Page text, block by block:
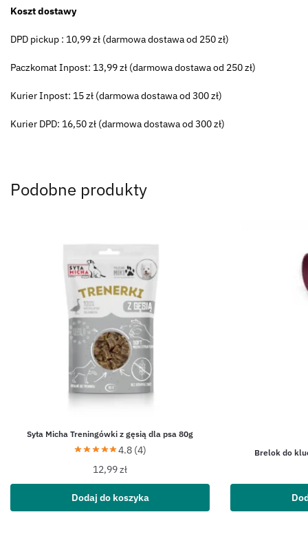
Koszt dostawy
DPD pickup : 10,99 zł (darmowa dostawa od 250 zł)
Paczkomat Inpost: 13,99 zł (darmowa dostawa od 250 zł)
Kurier Inpost: 15 zł (darmowa dostawa od 300 zł)
Kurier DPD: 16,50 zł (darmowa dostawa od 300 zł)
Podobne produkty
Syta Micha Treningówki z gęsią dla psa 80g
4.8 (4)
12,99zł
Dodaj do koszyka
Brelok do